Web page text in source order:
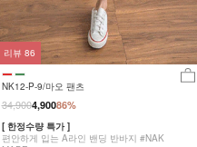
NK12-P-9/마오 팬츠
86%
34,9004,900
[ 한정수량 특가 ]
편안하게 입는 A라인 밴딩 반바지 #NAK
리뷰 86